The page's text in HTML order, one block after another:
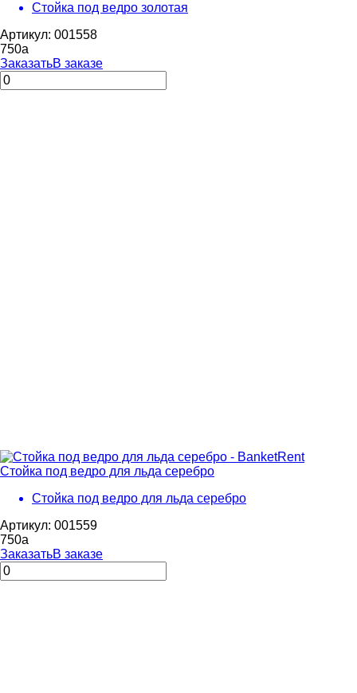
Стойка под ведро золотая
Артикул: 001558
750a
ЗаказатьВ заказе
Стойка под ведро для льда серебро
Стойка под ведро для льда серебро
Артикул: 001559
750a
ЗаказатьВ заказе